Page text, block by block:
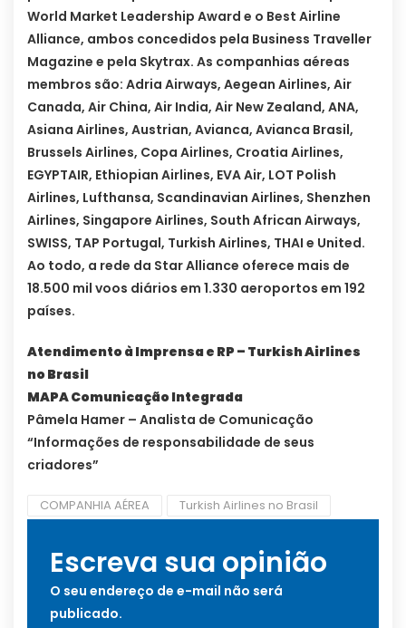
World Market Leadership Award e o Best Airline
Alliance, ambos concedidos pela Business Traveller
Magazine e pela Skytrax. As companhias aéreas
membros são: Adria Airways, Aegean Airlines, Air
Canada, Air China, Air India, Air New Zealand, ANA,
Asiana Airlines, Austrian, Avianca, Avianca Brasil,
Brussels Airlines, Copa Airlines, Croatia Airlines,
EGYPTAIR, Ethiopian Airlines, EVA Air, LOT Polish
Airlines, Lufthansa, Scandinavian Airlines, Shenzhen
Airlines, Singapore Airlines, South African Airways,
SWISS, TAP Portugal, Turkish Airlines, THAI e United.
Ao todo, a rede da Star Alliance oferece mais de
18.500 mil voos diários em 1.330 aeroportos em 192
países.
Atendimento à Imprensa e RP – Turkish Airlines
no Brasil
MAPA Comunicação Integrada
Pâmela Hamer – Analista de Comunicação
“Informações de responsabilidade de seus
criadores”
COMPANHIA AÉREA Turkish Airlines no Brasil
Escreva sua opinião
O seu endereço de e-mail não será
publicado.